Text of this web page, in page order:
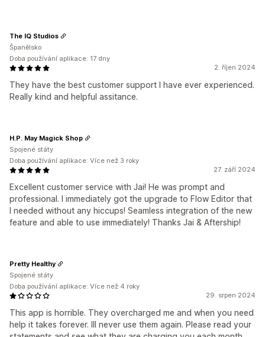
2. říjen 2024
They have the best customer support I have ever experienced.
Really kind and helpful assitance.
The IQ Studios
Španělsko
Doba používání aplikace: 17 dny
27. září 2024
Excellent customer service with Jai! He was prompt and
professional. I immediately got the upgrade to Flow Editor that
I needed without any hiccups! Seamless integration of the new
feature and able to use immediately! Thanks Jai & Aftership!
H.P. May Magick Shop
Spojené státy
Doba používání aplikace: Více než 3 roky
29. srpen 2024
This app is horrible. They overcharged me and when you need
help it takes forever. Ill never use them again. Please read your
Pretty Healthy
Spojené státy
Doba používání aplikace: Více než 4 roky